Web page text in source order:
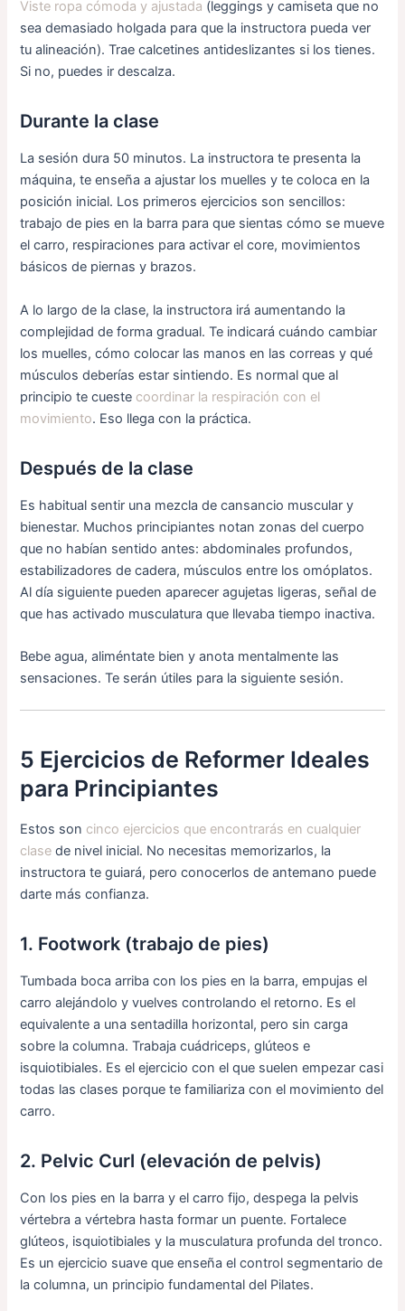
Viste ropa cómoda y ajustada (leggings y camiseta que no
sea demasiado holgada para que la instructora pueda ver
tu alineación). Trae calcetines antideslizantes si los tienes.
Si no, puedes ir descalza.
Durante la clase
La sesión dura 50 minutos. La instructora te presenta la
máquina, te enseña a ajustar los muelles y te coloca en la
posición inicial. Los primeros ejercicios son sencillos:
trabajo de pies en la barra para que sientas cómo se mueve
el carro, respiraciones para activar el core, movimientos
básicos de piernas y brazos.
A lo largo de la clase, la instructora irá aumentando la
complejidad de forma gradual. Te indicará cuándo cambiar
los muelles, cómo colocar las manos en las correas y qué
músculos deberías estar sintiendo. Es normal que al
principio te cueste coordinar la respiración con el
movimiento. Eso llega con la práctica.
Después de la clase
Es habitual sentir una mezcla de cansancio muscular y
bienestar. Muchos principiantes notan zonas del cuerpo
que no habían sentido antes: abdominales profundos,
estabilizadores de cadera, músculos entre los omóplatos.
Al día siguiente pueden aparecer agujetas ligeras, señal de
que has activado musculatura que llevaba tiempo inactiva.
Bebe agua, aliméntate bien y anota mentalmente las
sensaciones. Te serán útiles para la siguiente sesión.
5 Ejercicios de Reformer Ideales
para Principiantes
Estos son cinco ejercicios que encontrarás en cualquier
clase de nivel inicial. No necesitas memorizarlos, la
instructora te guiará, pero conocerlos de antemano puede
darte más confianza.
1. Footwork (trabajo de pies)
Tumbada boca arriba con los pies en la barra, empujas el
carro alejándolo y vuelves controlando el retorno. Es el
equivalente a una sentadilla horizontal, pero sin carga
sobre la columna. Trabaja cuádriceps, glúteos e
isquiotibiales. Es el ejercicio con el que suelen empezar casi
todas las clases porque te familiariza con el movimiento del
carro.
2. Pelvic Curl (elevación de pelvis)
Con los pies en la barra y el carro fijo, despega la pelvis
vértebra a vértebra hasta formar un puente. Fortalece
glúteos, isquiotibiales y la musculatura profunda del tronco.
Es un ejercicio suave que enseña el control segmentario de
la columna, un principio fundamental del Pilates.